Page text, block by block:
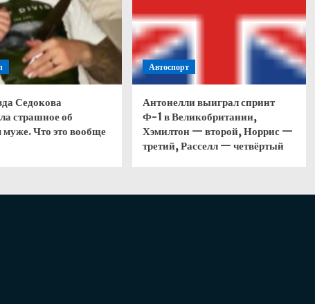
Седокова
страшное об
Что это вообще
Автоспорт
Антонелли выиграл спринт
Ф-1 в Великобритании,
Хэмилтон — второй, Норрис —
третий, Расселл — четвёртый